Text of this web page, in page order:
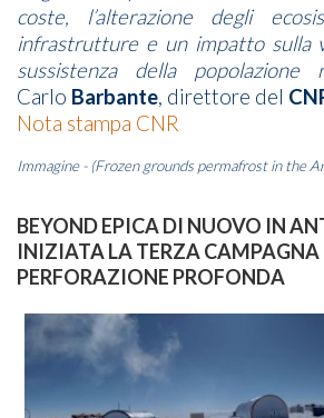
coste, l’alterazione degli
infrastrutture e un impatto sulla
sussistenza della popolazione
Carlo Barbante, direttore del
Nota stampa CNR
Immagine - (Frozen grounds permafrost in the
BEYOND EPICA DI NUOVO IN
INIZIATA LA TERZA CAMPAGNA
PERFORAZIONE PROFONDA